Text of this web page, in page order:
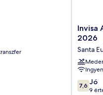
Invisa
Luis
-
New
opening
2026
Invisa
2026
Santa
7.6
7,6 Jó
9